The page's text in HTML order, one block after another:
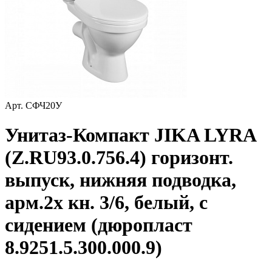
Арт. СФЧ20У
Унитаз-Компакт JIKA LYRA
(Z.RU93.0.756.4) горизонт.
выпуск, нижняя подводка,
арм.2х кн. 3/6, белый, с
сидением (дюропласт
8.9251.5.300.000.9)